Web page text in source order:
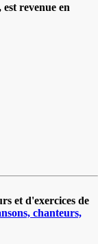
est revenue en
et d'exercices de
chanteurs,